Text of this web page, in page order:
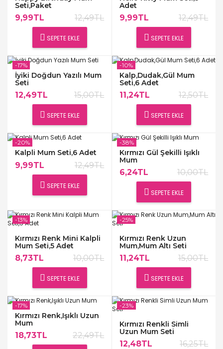
Seti,Paket
9,99TL 12,49TL
SEPETE EKLE
Adet
9,99TL 12,49TL
SEPETE EKLE
İyiki Doğdun Yazılı Mum
Seti
12,49TL 15,00TL
SEPETE EKLE
-17%
Kalp,Dudak,Gül Mum
Seti,6 Adet
11,24TL 12,50TL
SEPETE EKLE
-10%
Kalpli Mum Seti,6 Adet
9,99TL 12,49TL
SEPETE EKLE
-20%
Kırmızı Gül Şekilli Işıklı
Mum
6,24TL 10,00TL
SEPETE EKLE
-38%
Kırmızı Renk Mini Kalpli
Mum Seti,5 Adet
8,73TL 10,00TL
SEPETE EKLE
-13%
Kırmızı Renk Uzun
Mum,Mum Altı Seti
11,24TL 15,00TL
SEPETE EKLE
-25%
Kırmızı Renk,Işıklı Uzun
Mum
18,73TL 22,49TL
-17%
Kırmızı Renkli Simli
Uzun Mum Seti
12,48TL 16,25TL
-23%